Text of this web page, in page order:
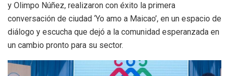
y Olimpo Núñez, realizaron con éxito la primera
conversación de ciudad ‘Yo amo a Maicao’, en un espacio de
diálogo y escucha que dejó a la comunidad esperanzada en
un cambio pronto para su sector.